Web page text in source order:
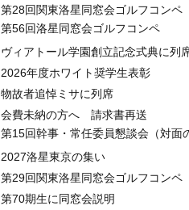
第28回関東洛星同窓会ゴルフコンペ
第56回洛星同窓会ゴルフコンペ
ヴィアトール学園創立記念式典に列
2026年度ホワイト奨学生表彰
物故者追悼ミサに列席
会費未納の方へ 請求書再送
第15回幹事・常任委員懇談会（対面
2027洛星東京の集い
第29回関東洛星同窓会ゴルフコンペ
第70期生に同窓会説明